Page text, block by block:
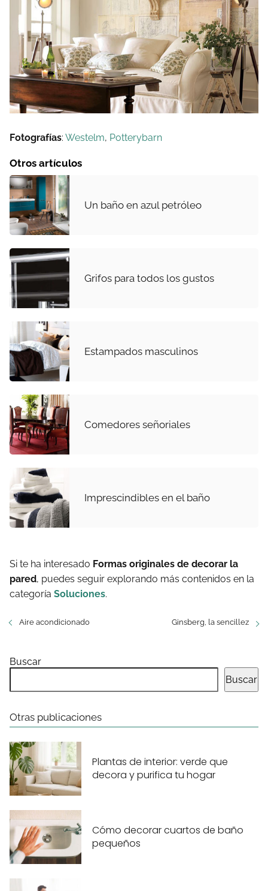
Fotografías: Westelm, Potterybarn
Otros artículos
Un baño en azul petróleo
Grifos para todos los gustos
Estampados masculinos
Comedores señoriales
Imprescindibles en el baño
Si te ha interesado Formas originales de decorar la
pared, puedes seguir explorando más contenidos en la
categoría Soluciones.
Aire acondicionado Ginsberg, la sencillez
Buscar
Buscar
Otras publicaciones
Plantas de interior: verde que
decora y purifica tu hogar
Cómo decorar cuartos de baño
pequeños